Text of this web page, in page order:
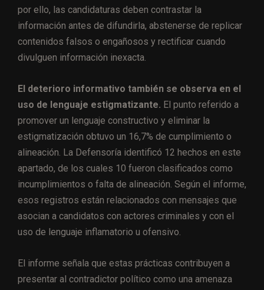
por ello, las candidaturas deben contrastar la
información antes de difundirla, abstenerse de replicar
contenidos falsos o engañosos y rectificar cuando
divulguen información inexacta.
El deterioro informativo también se observa en el
uso de lenguaje estigmatizante. El punto referido a
promover un lenguaje constructivo y eliminar la
estigmatización obtuvo un 16,7% de cumplimiento o
alineación. La Defensoría identificó 12 hechos en este
apartado, de los cuales 10 fueron clasificados como
incumplimientos o falta de alineación. Según el informe,
esos registros están relacionados con mensajes que
asocian a candidatos con actores criminales y con el
uso de lenguaje inflamatorio u ofensivo.
El informe señala que estas prácticas contribuyen a
presentar al contradictor político como una amenaza